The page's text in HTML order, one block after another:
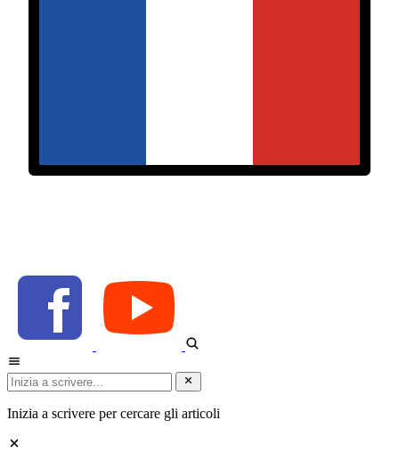
Inizia a scrivere per cercare gli articoli